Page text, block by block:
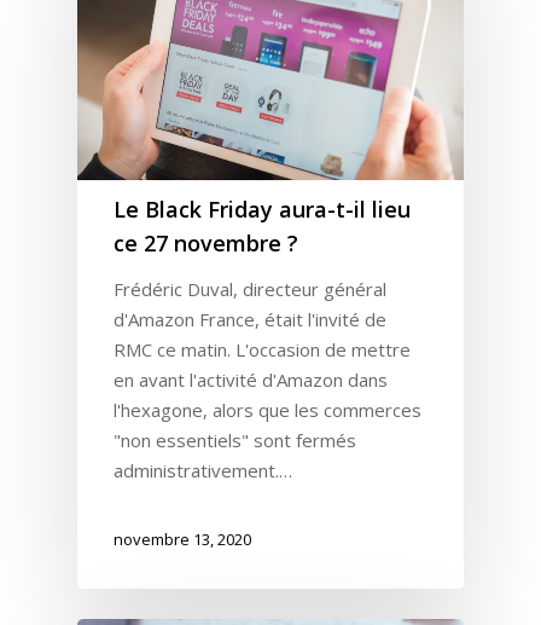
Le Black Friday aura-t-il lieu
ce 27 novembre ?
Frédéric Duval, directeur général
d'Amazon France, était l'invité de
RMC ce matin. L'occasion de mettre
en avant l'activité d'Amazon dans
l'hexagone, alors que les commerces
"non essentiels" sont fermés
administrativement.…
novembre 13, 2020